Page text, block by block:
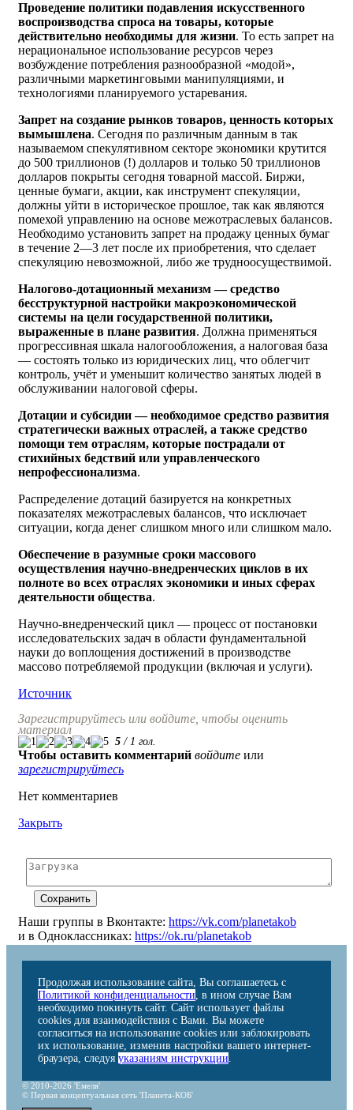
Проведение политики подавления искусственного
воспроизводства спроса на товары, которые
действительно необходимы для жизни. То есть запрет на
нерациональное использование ресурсов через
возбуждение потребления разнообразной «модой»,
различными маркетинговыми манипуляциями, и
технологиями планируемого устаревания.
Запрет на создание рынков товаров, ценность которых
вымышлена. Сегодня по различным данным в так
называемом спекулятивном секторе экономики крутится
до 500 триллионов (!) долларов и только 50 триллионов
долларов покрыты сегодня товарной массой. Биржи,
ценные бумаги, акции, как инструмент спекуляции,
должны уйти в историческое прошлое, так как являются
помехой управлению на основе межотраслевых балансов.
Необходимо установить запрет на продажу ценных бумаг
в течение 2—3 лет после их приобретения, что сделает
спекуляцию невозможной, либо же трудноосуществимой.
Налогово-дотационный механизм — средство
бесструктурной настройки макроэкономической
системы на цели государственной политики,
выраженные в плане развития. Должна применяться
прогрессивная шкала налогообложения, а налоговая база
— состоять только из юридических лиц, что облегчит
контроль, учёт и уменьшит количество занятых людей в
обслуживании налоговой сферы.
Дотации и субсидии — необходимое средство развития
стратегически важных отраслей, а также средство
помощи тем отраслям, которые пострадали от
стихийных бедствий или управленческого
непрофессионализма.
Распределение дотаций базируется на конкретных
показателях межотраслевых балансов, что исключает
ситуации, когда денег слишком много или слишком мало.
Обеспечение в разумные сроки массового
осуществления научно-внедренческих циклов в их
полноте во всех отраслях экономики и иных сферах
деятельности общества.
Научно-внедренческий цикл — процесс от постановки
исследовательских задач в области фундаментальной
науки до воплощения достижений в производстве
массово потребляемой продукции (включая и услуги).
Источник
Зарегистрируйтесь или войдите, чтобы оценить
материал
5 / 1 гол.
Чтобы оставить комментарий войдите или
зарегистрируйтесь
Нет комментариев
Закрыть
Наши группы в Вконтакте: https://vk.com/planetakob
и в Одноклассниках: https://ok.ru/planetakob
Продолжая использование сайта, Вы соглашаетесь с
Политикой конфиденциальности, в ином случае Вам
необходимо покинуть сайт. Сайт использует файлы
cookies для взаимодействия с Вами. Вы можете
согласиться на использование cookies или заблокировать
их использование, изменив настройки вашего интернет-
браузера, следуя указаниям инструкции.
© 2010-2026 'Емеля'
© Первая концептуальная сеть 'Планета-КОБ'